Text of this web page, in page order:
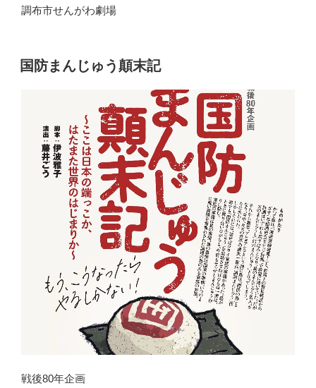
調布市せんがわ劇場
国防まんじゅう顛末記
戦後80年企画